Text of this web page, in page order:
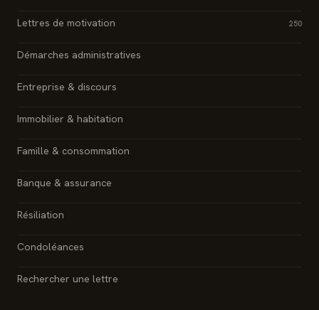
Lettres de motivation 250
Démarches administratives
Entreprise & discours
Immobilier & habitation
Famille & consommation
Banque & assurance
Résiliation
Condoléances
Rechercher une lettre